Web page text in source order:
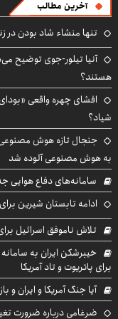
آخرین مطالب
تنها منشاء شاد بودن
آنیا تیلور-جوی توضیح
هستند؟
افشای چهره واقعی
شیاد؟
جنجال تازه هوش مصنوعی
به هوش مصنوعی آلوده شد
سامانه‌های دفاع هوایی
ادامه تابستان شیرین
تلاش ناموفق اسرائیل
خیبرشکن ایران به
برای پاتریوت و تاد آمریکا
آیا جنگ آمریکا و ایران
ضرغامی درباره ضرورت